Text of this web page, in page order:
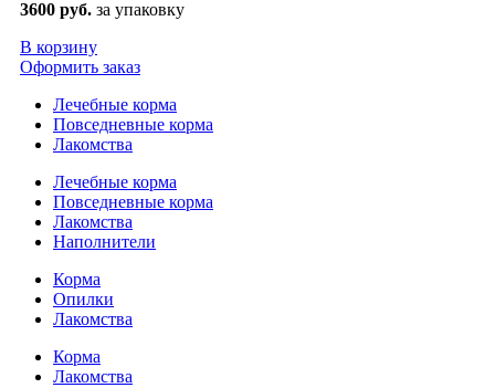
3600 руб. за упаковку
В корзину
Оформить заказ
Лечебные корма
Повседневные корма
Лакомства
Лечебные корма
Повседневные корма
Лакомства
Наполнители
Корма
Опилки
Лакомства
Корма
Лакомства